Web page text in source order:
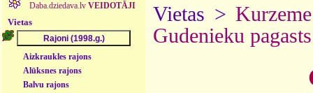
Daba.dziedava.lv VEIDOTĀJI
Vietas
Aizkraukles rajons
Alūksnes rajons
Balvu rajons
Vietas >Kurzeme
Gudenieku pagasts